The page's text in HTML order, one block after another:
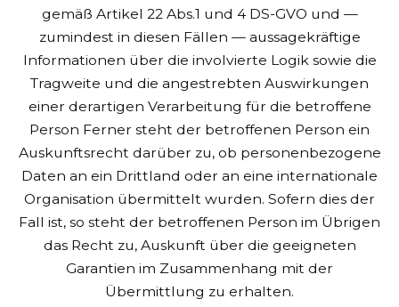
gemäß Artikel 22 Abs.1 und 4 DS-GVO und —
zumindest in diesen Fällen — aussagekräftige
Informationen über die involvierte Logik sowie die
Tragweite und die angestrebten Auswirkungen
einer derartigen Verarbeitung für die betroffene
Person Ferner steht der betroffenen Person ein
Auskunftsrecht darüber zu, ob personenbezogene
Daten an ein Drittland oder an eine internationale
Organisation übermittelt wurden. Sofern dies der
Fall ist, so steht der betroffenen Person im Übrigen
das Recht zu, Auskunft über die geeigneten
Garantien im Zusammenhang mit der
Übermittlung zu erhalten.